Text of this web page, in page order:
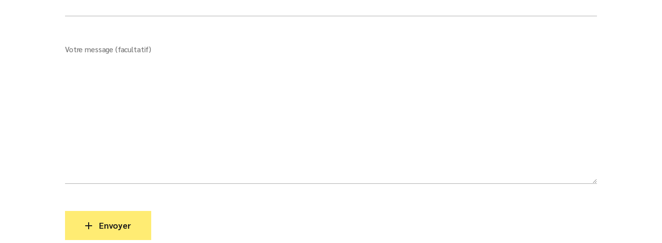
Votre message (facultatif)
Envoyer